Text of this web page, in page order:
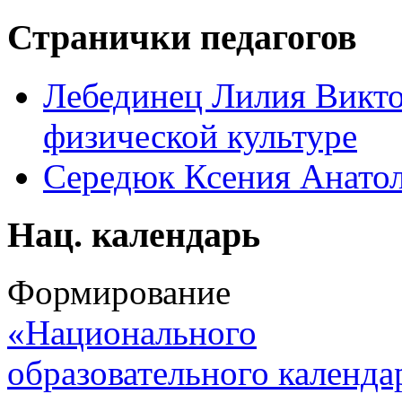
Странички педагогов
Лебединец Лилия
физической культуре
Середюк Ксения
Нац. календарь
Формирование
«Национального
образовательного